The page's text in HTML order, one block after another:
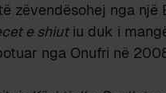
zëvendësohej nga një
e shiutiu duk i
nga Onufri në